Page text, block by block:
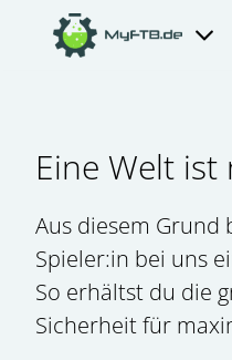
Eine Welt
Aus diesem Grund
Spieler:in bei uns
So erhältst du die
Sicherheit für